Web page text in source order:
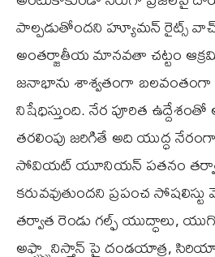
పాల్పడుతోందని హ్యూమన్‌ రైట్స్‌
అంతర్జాతీయ మానవతా చట్టం
జనాభాను శాశ్వతంగా బలవంతంగా
నిషేధిస్తుంది. నేర పూరిత
తరలింపు జరిగితే అది యుద్ధ
సోవియట్‌ యూనియన్‌ పతనం
కరువవుతుందని ప్రపంచ
తర్వాత రెండు గల్ఫ్‌ యుద్ధాలు,
అఫ్ఘ్ఘానిస్తాన్‌ పై దండయాత్ర,